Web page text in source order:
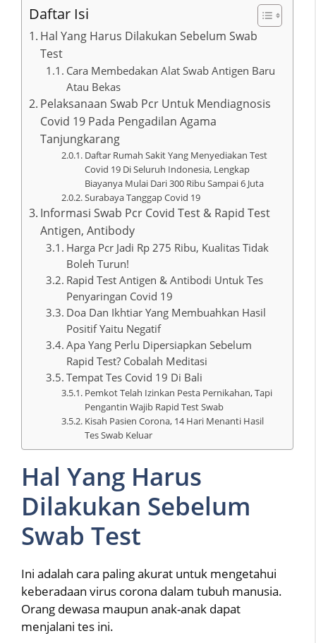
Daftar Isi
Hal Yang Harus Dilakukan Sebelum Swab
Test
Cara Membedakan Alat Swab Antigen Baru
Atau Bekas
Pelaksanaan Swab Pcr Untuk Mendiagnosis
Covid 19 Pada Pengadilan Agama
Tanjungkarang
Daftar Rumah Sakit Yang Menyediakan Test
Covid 19 Di Seluruh Indonesia, Lengkap
Biayanya Mulai Dari 300 Ribu Sampai 6 Juta
Surabaya Tanggap Covid 19
Informasi Swab Pcr Covid Test & Rapid Test
Antigen, Antibody
Harga Pcr Jadi Rp 275 Ribu, Kualitas Tidak
Boleh Turun!
Rapid Test Antigen & Antibodi Untuk Tes
Penyaringan Covid 19
Doa Dan Ikhtiar Yang Membuahkan Hasil
Positif Yaitu Negatif
Apa Yang Perlu Dipersiapkan Sebelum
Rapid Test? Cobalah Meditasi
Tempat Tes Covid 19 Di Bali
Pemkot Telah Izinkan Pesta Pernikahan, Tapi
Pengantin Wajib Rapid Test Swab
Kisah Pasien Corona, 14 Hari Menanti Hasil
Tes Swab Keluar
Hal Yang Harus
Dilakukan Sebelum
Swab Test
Ini adalah cara paling akurat untuk mengetahui
keberadaan virus corona dalam tubuh manusia.
Orang dewasa maupun anak-anak dapat
menjalani tes ini.